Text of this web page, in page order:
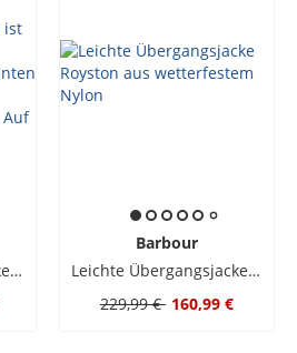
Leichte Übergangsjacke Royston aus wetterfestem Nylon
Barbour
Leichte Übergangsjacke Royston aus wetterfestem Nylon
229,99 € 160,99 €